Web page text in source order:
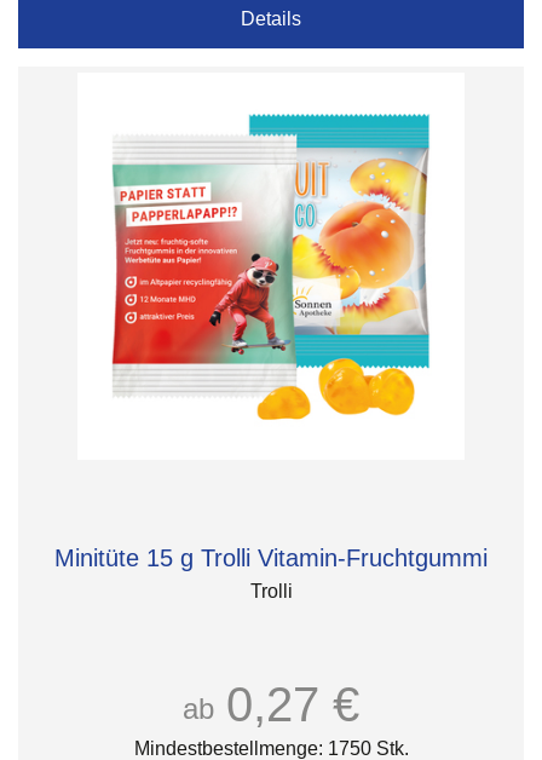
Details
Minitüte 15 g Trolli Vitamin-Fruchtgummi
Trolli
ab 0,27 €
Mindestbestellmenge: 1750 Stk.